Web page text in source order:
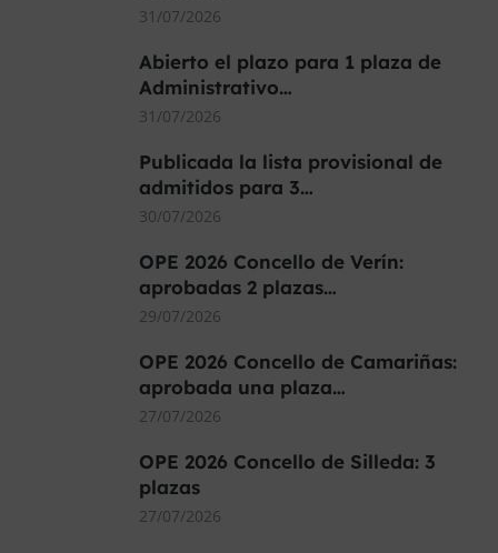
31/07/2026
Abierto el plazo para 1 plaza de
Administrativo…
31/07/2026
Publicada la lista provisional de
admitidos para 3…
30/07/2026
OPE 2026 Concello de Verín:
aprobadas 2 plazas…
29/07/2026
OPE 2026 Concello de Camariñas:
aprobada una plaza…
27/07/2026
OPE 2026 Concello de Silleda: 3
plazas
27/07/2026